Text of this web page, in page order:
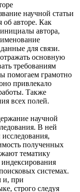
научной статьи
об авторе. Как
автора,
для связи.
основную
требованиям
помогаем грамотно
привлекало
Также
всех полей.
научной
В ней
полученных
тематику
системах.
и, при
строго следуя